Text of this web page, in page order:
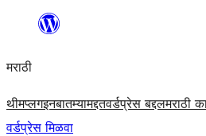
सामुग्रीवर
मराठी
थीमप्लगइनबातम्यामद्दतवर्डप्रेस बद्दलमराठी
वर्डप्रेस मिळवा